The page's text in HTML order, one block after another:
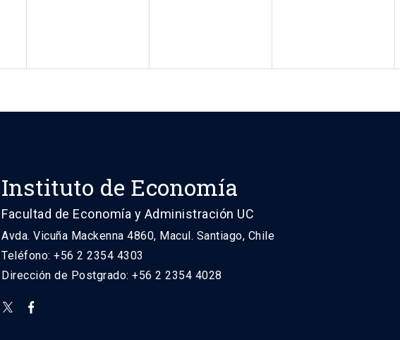
Instituto de Economía
Facultad de Economía y Administración UC
Avda. Vicuña Mackenna 4860, Macul. Santiago, Chile
Teléfono: +56 2 2354 4303
Dirección de Postgrado: +56 2 2354 4028